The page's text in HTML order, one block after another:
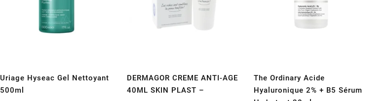
Uriage Hyseac Gel Nettoyant
500ml
DERMAGOR CREME ANTI-AGE
40ML SKIN PLAST –
The Ordinary Acide
Hyaluronique 2% + B5 Sérum